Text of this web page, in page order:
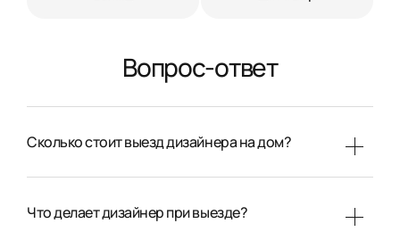
Вопрос-ответ
Сколько стоит выезд дизайнера на дом?
Что делает дизайнер при выезде?